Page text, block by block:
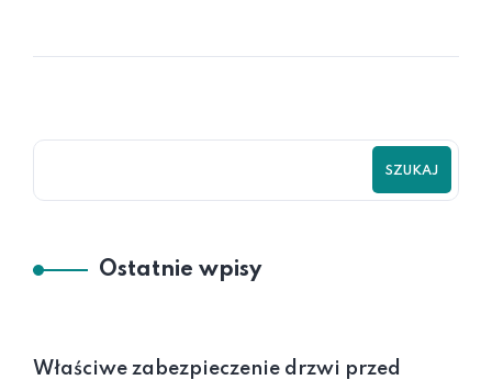
SZUKAJ
Ostatnie wpisy
Właściwe zabezpieczenie drzwi przed